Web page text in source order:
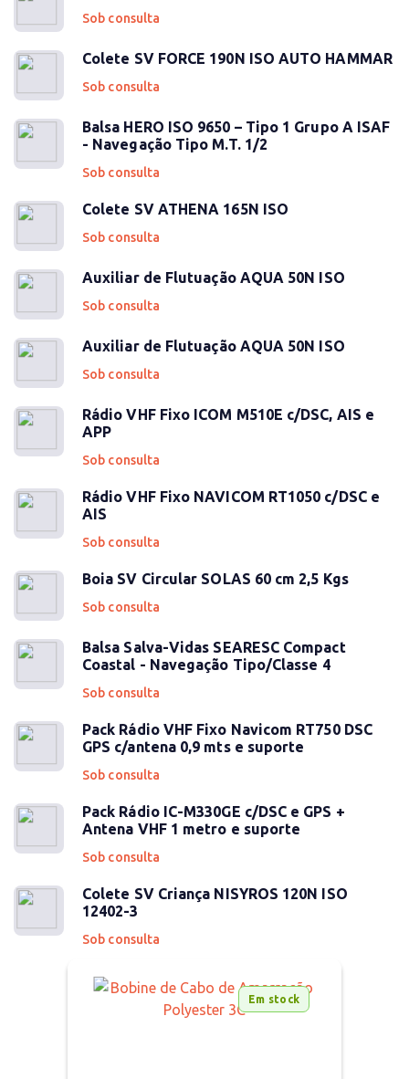
Sob consulta
Colete SV FORCE 190N ISO AUTO HAMMAR
Sob consulta
Balsa HERO ISO 9650 – Tipo 1 Grupo A ISAF
- Navegação Tipo M.T. 1/2
Sob consulta
Colete SV ATHENA 165N ISO
Sob consulta
Auxiliar de Flutuação AQUA 50N ISO
Sob consulta
Auxiliar de Flutuação AQUA 50N ISO
Sob consulta
Rádio VHF Fixo ICOM M510E c/DSC, AIS e
APP
Sob consulta
Rádio VHF Fixo NAVICOM RT1050 c/DSC e
AIS
Sob consulta
Boia SV Circular SOLAS 60 cm 2,5 Kgs
Sob consulta
Balsa Salva-Vidas SEARESC Compact
Coastal - Navegação Tipo/Classe 4
Sob consulta
Pack Rádio VHF Fixo Navicom RT750 DSC
GPS c/antena 0,9 mts e suporte
Sob consulta
Pack Rádio IC-M330GE c/DSC e GPS +
Antena VHF 1 metro e suporte
Sob consulta
Colete SV Criança NISYROS 120N ISO
12402-3
Sob consulta
Em stock